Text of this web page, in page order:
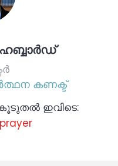
കണക്ട്
ഇവിടെ: